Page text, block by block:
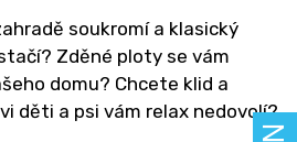
soukromí a klasický
Zděné ploty se vám
domu? Chcete klid a
děti a psi vám relax nedovolí?